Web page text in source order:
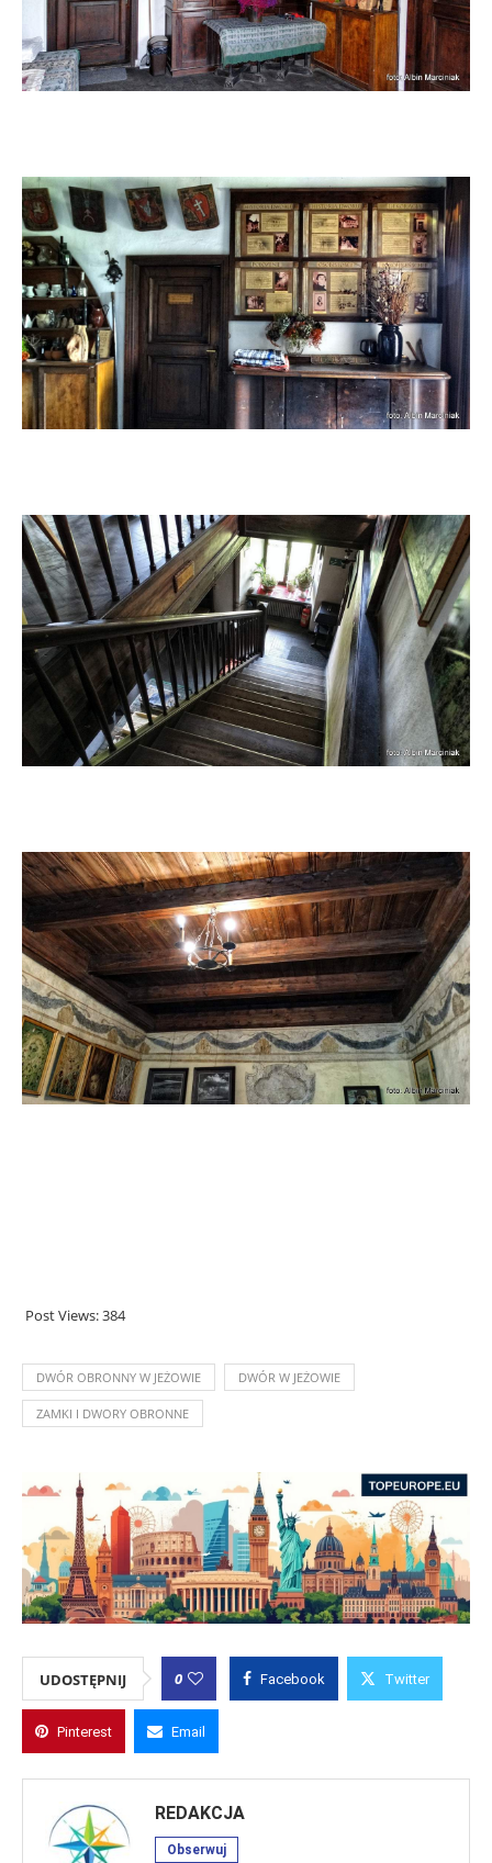
Post Views:384
DWÓR OBRONNY W JEŻOWIE DWÓR W JEŻOWIE
ZAMKI I DWORY OBRONNE
UDOSTĘPNIJ 0 Facebook Twitter
Pinterest Email
REDAKCJA
Obserwuj